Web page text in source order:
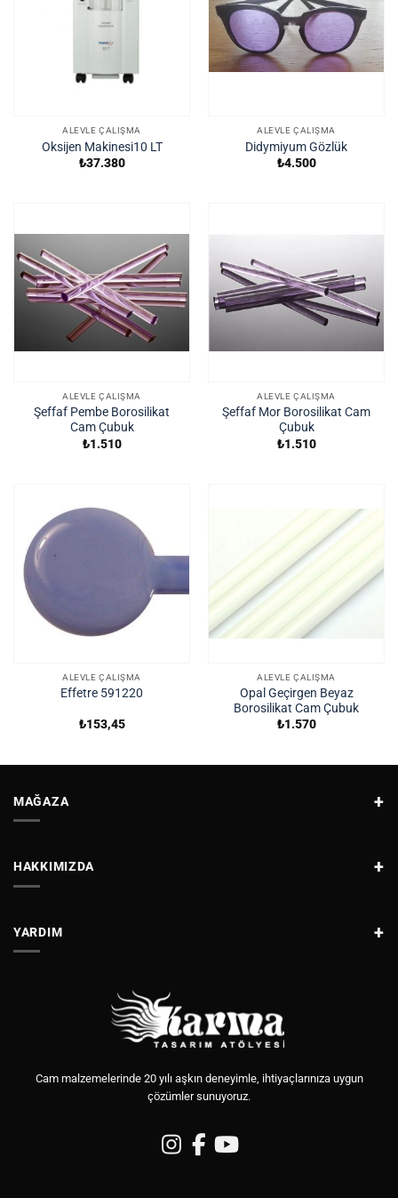
ALEVLE ÇALIŞMA
Oksijen Makinesi10 LT
₺37.380
ALEVLE ÇALIŞMA
Didymiyum Gözlük
₺4.500
ALEVLE ÇALIŞMA
Şeffaf Pembe Borosilikat
Cam Çubuk
₺1.510
ALEVLE ÇALIŞMA
Şeffaf Mor Borosilikat Cam
Çubuk
₺1.510
ALEVLE ÇALIŞMA
Effetre 591220
₺153,45
ALEVLE ÇALIŞMA
Opal Geçirgen Beyaz
Borosilikat Cam Çubuk
₺1.570
MAĞAZA
HAKKIMIZDA
YARDIM
Cam malzemelerinde 20 yılı aşkın deneyimle, ihtiyaçlarınıza uygun
çözümler sunuyoruz.